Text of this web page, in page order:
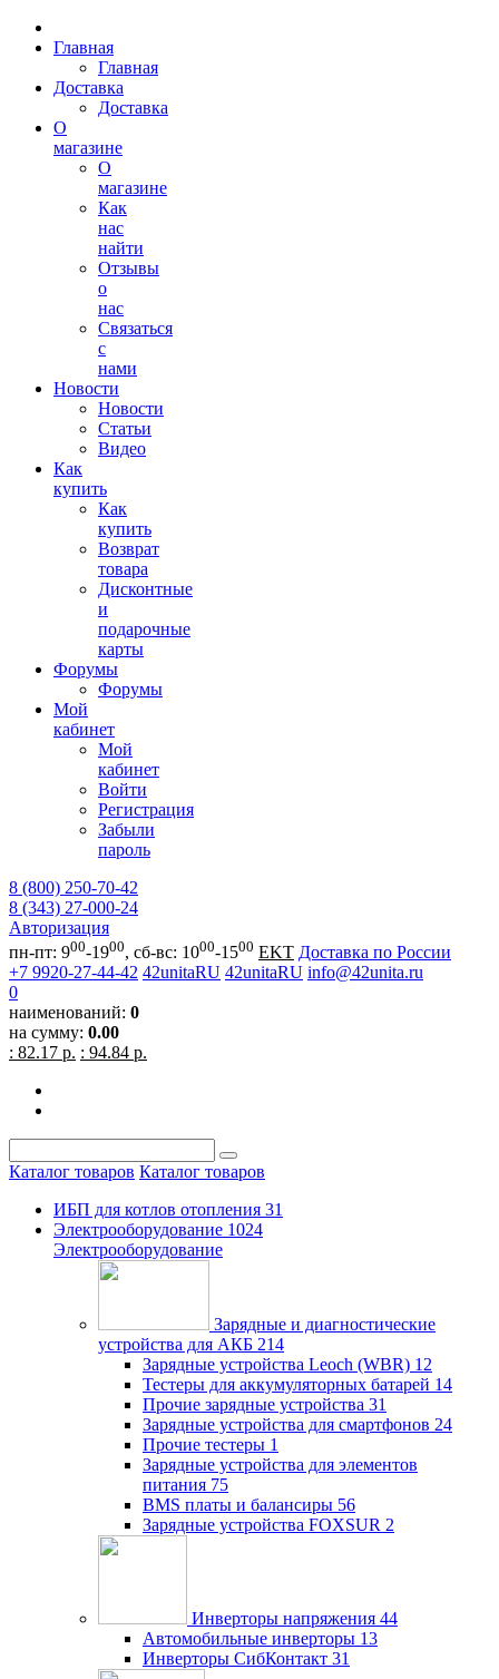
Главная
Главная
Доставка
Доставка
О
магазине
О
магазине
Как
нас
найти
Отзывы
о
нас
Связаться
с
нами
Новости
Новости
Статьи
Видео
Как
купить
Как
купить
Возврат
товара
Дисконтные
и
подарочные
карты
Форумы
Форумы
Мой
кабинет
Мой
кабинет
Войти
Регистрация
Забыли
пароль
8 (800) 250-70-42
8 (343) 27-000-24
Авторизация
пн-пт: 900-1900, сб-вс: 1000-1500 EKT Доставка по России
+7 9920-27-44-42 42unitaRU 42unitaRU info@42unita.ru
0
наименований: 0
на сумму: 0.00
: 82.17 р. : 94.84 р.
Каталог товаров Каталог товаров
ИБП для котлов отопления 31
Электрооборудование 1024
Электрооборудование
Зарядные и диагностические
устройства для АКБ 214
Зарядные устройства Leoch (WBR) 12
Тестеры для аккумуляторных батарей 14
Прочие зарядные устройства 31
Зарядные устройства для смартфонов 24
Прочие тестеры 1
Зарядные устройства для элементов
питания 75
BMS платы и балансиры 56
Зарядные устройства FOXSUR 2
Инверторы напряжения 44
Автомобильные инверторы 13
Инверторы СибКонтакт 31